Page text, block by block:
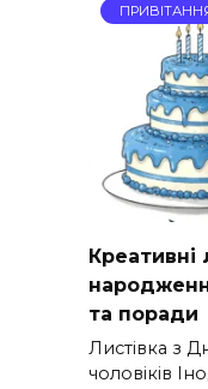
Креативні
та поради
Листівка з
чоловіків